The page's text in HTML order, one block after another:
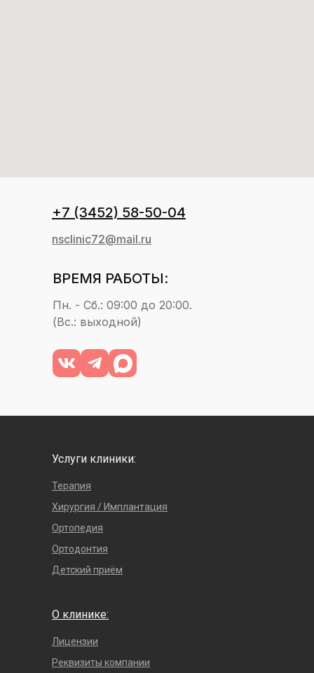
+7 (3452) 58-50-04
nsclinic72@mail.ru
ВРЕМЯ РАБОТЫ:
Пн. - Сб.: 09:00 до 20:00.
(Вс.: выходной)
Услуги клиники:
Терапия
Хирургия / Имплантация
Ортопедия
Ортодонтия
Детский приём
О клинике:
Лицензии
Реквизиты компании